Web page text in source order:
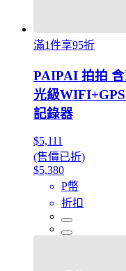
滿1件享95折
PAIPAI 拍拍
光級
記錄器
$5,111
(售價已折)
$5,380
P幣
折扣